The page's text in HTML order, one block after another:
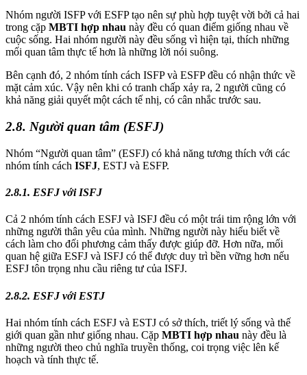
Nhóm người ISFP với ESFP tạo nên sự phù hợp tuyệt vời bởi cả hai
trong cặp MBTI hợp nhau này đều có quan điểm giống nhau về
cuộc sống. Hai nhóm người này đều sống vì hiện tại, thích những
mối quan tâm thực tế hơn là những lời nói suông.
Bên cạnh đó, 2 nhóm tính cách ISFP và ESFP đều có nhận thức về
mặt cảm xúc. Vậy nên khi có tranh chấp xảy ra, 2 người cũng có
khả năng giải quyết một cách tế nhị, có cân nhắc trước sau.
2.8. Người quan tâm (ESFJ)
Nhóm “Người quan tâm” (ESFJ) có khả năng tương thích với các
nhóm tính cách ISFJ, ESTJ và ESFP.
2.8.1. ESFJ với ISFJ
Cả 2 nhóm tính cách ESFJ và ISFJ đều có một trái tim rộng lớn với
những người thân yêu của mình. Những người này hiểu biết về
cách làm cho đối phương cảm thấy được giúp đỡ. Hơn nữa, mối
quan hệ giữa ESFJ và ISFJ có thể được duy trì bền vững hơn nếu
ESFJ tôn trọng nhu cầu riêng tư của ISFJ.
2.8.2. ESFJ với ESTJ
Hai nhóm tính cách ESFJ và ESTJ có sở thích, triết lý sống và thế
giới quan gần như giống nhau. Cặp MBTI hợp nhau này đều là
những người theo chủ nghĩa truyền thống, coi trọng việc lên kế
hoạch và tính thực tế.